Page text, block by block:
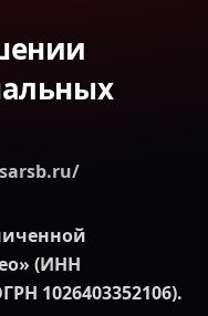
(ИНН
1026403352106).